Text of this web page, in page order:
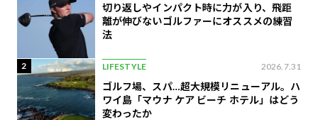
切り返しやインパクト時に力が入り、飛距
離が伸びないゴルファーにオススメの練習
法
2 LIFESTYLE 2026.7.31
ゴルフ場、スパ…超大規模リニューアル。ハ
ワイ島「マウナ ケア ビーチ ホテル」はどう
変わったか